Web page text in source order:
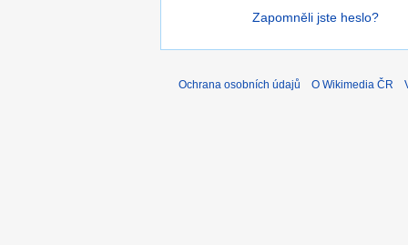
Zapomněli jste heslo?
Ochrana osobních údajů O Wikimedia ČR